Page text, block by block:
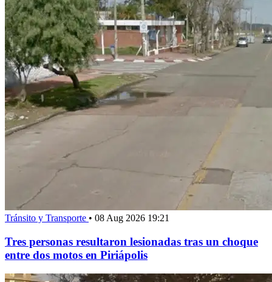
Tránsito y Transporte • 08 Aug 2026 19:21
Tres personas resultaron lesionadas tras un choque
entre dos motos en Piriápolis